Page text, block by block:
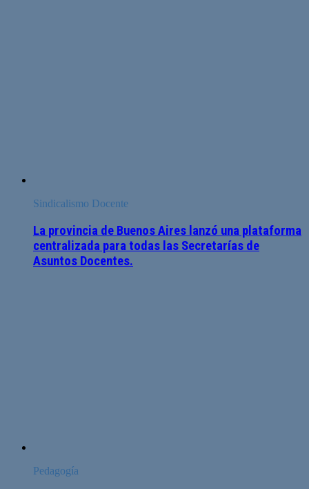
Sindicalismo Docente
La provincia de Buenos Aires lanzó una plataforma
centralizada para todas las Secretarías de
Asuntos Docentes.
Pedagogía